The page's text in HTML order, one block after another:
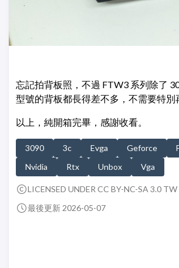
忘記拍背板照，不過 FTW3 系列除了
型號的背板都長得差不多，不需要特別
以上，純開箱完畢，感謝收看。
3090 3c Evga Geforce
Nvidia
Rtx Unbox Vga
LICENSED UNDER CC BY-NC-SA 3.0 TW
最後更新 2026-05-07